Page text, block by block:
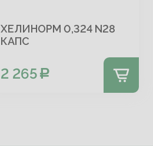
ХЕЛИНОРМ 0,324 N28
КАПС
2 265